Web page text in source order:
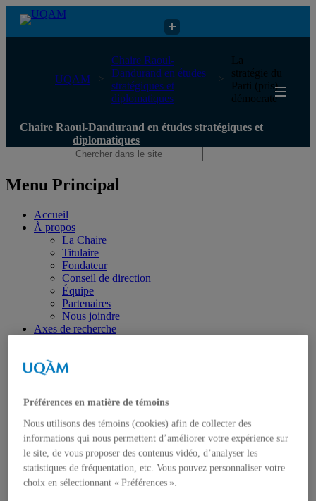
Chaire Raoul-Dandurand en études stratégiques et diplomatiques
UQAM
Chaire Raoul-
Dandurand en études
stratégiques et
diplomatiques
La
stratégie du
Parti (pris)
démocrate
Chaire Raoul-Dandurand en études stratégiques et
diplomatiques
Menu Principal
Accueil
À propos
La Chaire
Titulaire
Fondateur
Conseil de direction
Équipe
Partenaires
Nous joindre
Axes de recherche
Géopolitique
Accueil
Répertoire
Chercheur-e-s
Tou-te-s les chercheur-e-s
États-Unis
Centre FrancoPaix
Géopolitique
Préférences en matière de témoins
Nous utilisons des témoins (cookies) afin de collecter des
informations qui nous permettent d’améliorer votre expérience sur
le site, de vous proposer des contenus vidéo, d’analyser les
statistiques de fréquentation, etc. Vous pouvez personnaliser votre
choix en sélectionnant « Préférences ».